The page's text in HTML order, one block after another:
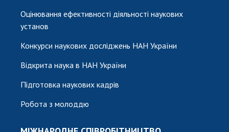
Оцінювання ефективності діяльності наукових
установ
Конкурси наукових досліджень НАН України
Відкрита наука в НАН України
Підготовка наукових кадрів
Робота з молоддю